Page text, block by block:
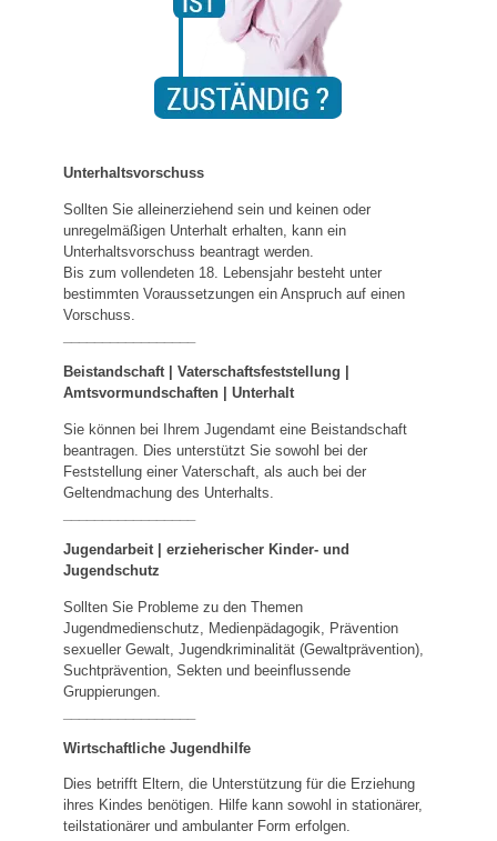
Unterhaltsvorschuss
Sollten Sie alleinerziehend sein und keinen oder
unregelmäßigen Unterhalt erhalten, kann ein
Unterhaltsvorschuss beantragt werden.
Bis zum vollendeten 18. Lebensjahr besteht unter
bestimmten Voraussetzungen ein Anspruch auf einen
Vorschuss.
Beistandschaft | Vaterschaftsfeststellung |
Amtsvormundschaften| Unterhalt
Sie können bei Ihrem Jugendamt eine Beistandschaft
beantragen. Dies unterstützt Sie sowohl bei der
Feststellung einer Vaterschaft, als auch bei der
Geltendmachung des Unterhalts.
Jugendarbeit | erzieherischer Kinder- und
Jugendschutz
Sollten Sie Probleme zu den Themen
Jugendmedienschutz, Medienpädagogik, Prävention
sexueller Gewalt, Jugendkriminalität (Gewaltprävention),
Suchtprävention, Sekten und beeinflussende
Gruppierungen.
Wirtschaftliche Jugendhilfe
Dies betrifft Eltern, die Unterstützung für die Erziehung
ihres Kindes benötigen. Hilfe kann sowohl in stationärer,
teilstationärer und ambulanter Form erfolgen.